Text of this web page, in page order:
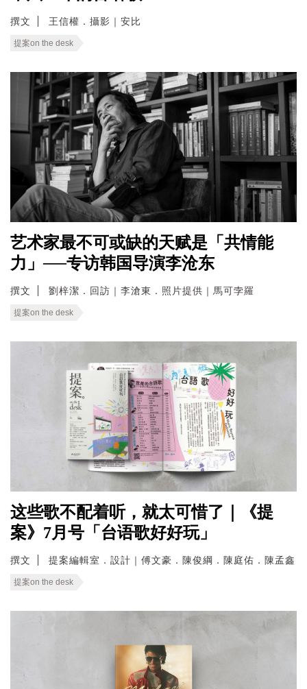
撰文 王信權．攝影｜安比
提案on the desk
艺术家最不可或缺的天赋是「共情能
力」──专访韩国导演李沧东
撰文 劉梓潔．回訪｜李滄東．照片提供｜馬可孛羅
提案on the desk
这些歌不配着听，就太可惜了｜《提
案》7月号「台语歌好好玩」
撰文 提案編輯室．設計｜傅文豪．陳俊綱．陳庭佑．陳孟鑫
提案on the desk